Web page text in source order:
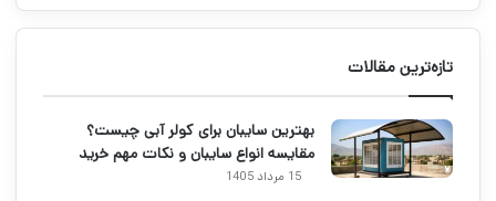
تازه‌ترین مقالات
بهترین سایبان برای کولر آبی چیست؟
مقایسه انواع سایبان و نکات مهم خرید
15 مرداد 1405